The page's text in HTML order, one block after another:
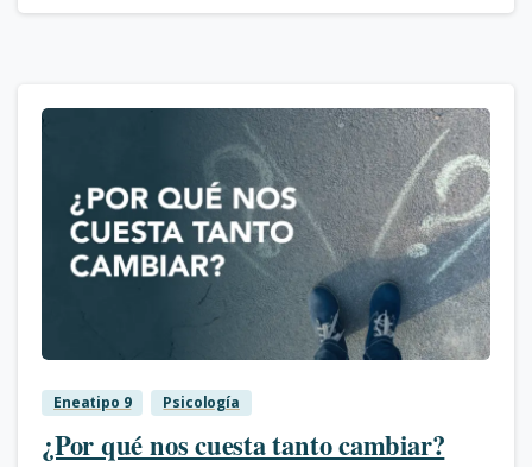
0
Eneatipo 9 Psicología
¿Por qué nos cuesta tanto cambiar?